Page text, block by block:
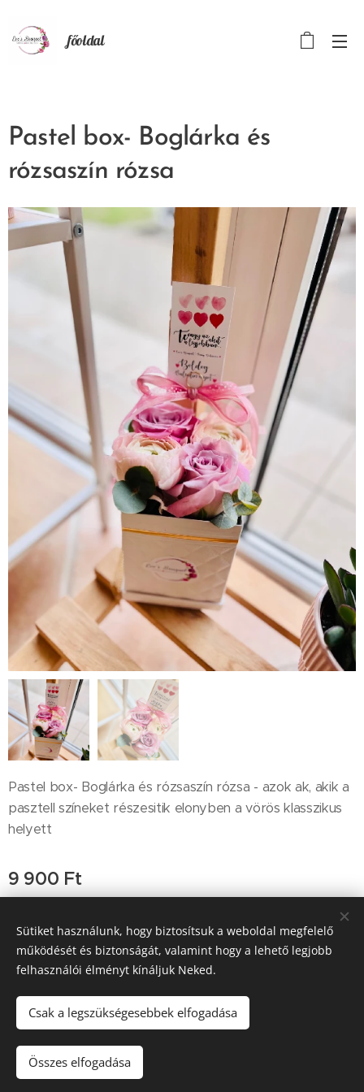
főoldal
Pastel box- Boglárka és
rózsaszín rózsa
Pastel box- Boglárka és rózsaszín rózsa - azok ak, akik a
pasztell színeket részesitik elonyben a vörös klasszikus
helyett
9 900 Ft
© 2016 Eve's Bouquet / Tedd szebbé virággal! Minden jog
fenntartva
Sütiket használunk, hogy biztosítsuk a weboldal megfelelő
működését és biztonságát, valamint hogy a lehető legjobb
felhasználói élményt kínáljuk Neked.
Csak a legszükségesebbek elfogadása
Összes elfogadása